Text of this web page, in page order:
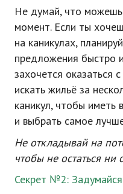
Не думай, что можешь
момент. Если ты
на каникулах,
предложения быстро
захочется оказаться
искать жильё за
каникул, чтобы иметь
и выбрать самое
Не откладывай на
чтобы не остаться ни
Секрет №2: